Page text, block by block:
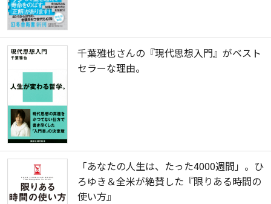
千葉雅也さんの『現代思想入門』がベスト
セラーな理由。
「あなたの人生は、たった4000週間」。ひ
ろゆき＆全米が絶賛した『限りある時間の
使い方』